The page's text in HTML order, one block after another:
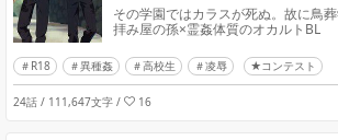
その学園ではカラスが死ぬ。故に鳥
拝み屋の孫×霊姦体質のオカルトBL
R18 異種姦 高校生 凌辱 ★コンテスト
24話 / 111,647文字 / 16